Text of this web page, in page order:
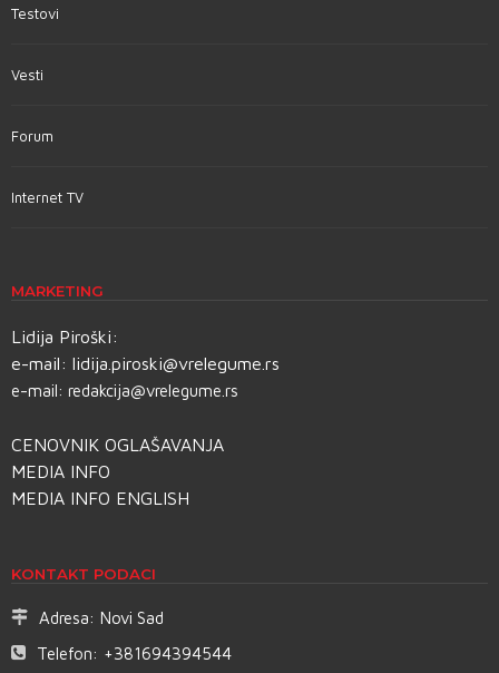
Testovi
Vesti
Forum
Internet TV
MARKETING
Lidija Piroški:
e-mail: lidija.piroski@vrelegume.rs
e-mail: redakcija@vrelegume.rs
CENOVNIK OGLAŠAVANJA
MEDIA INFO
MEDIA INFO ENGLISH
KONTAKT PODACI
Adresa: Novi Sad
Telefon: +381694394544